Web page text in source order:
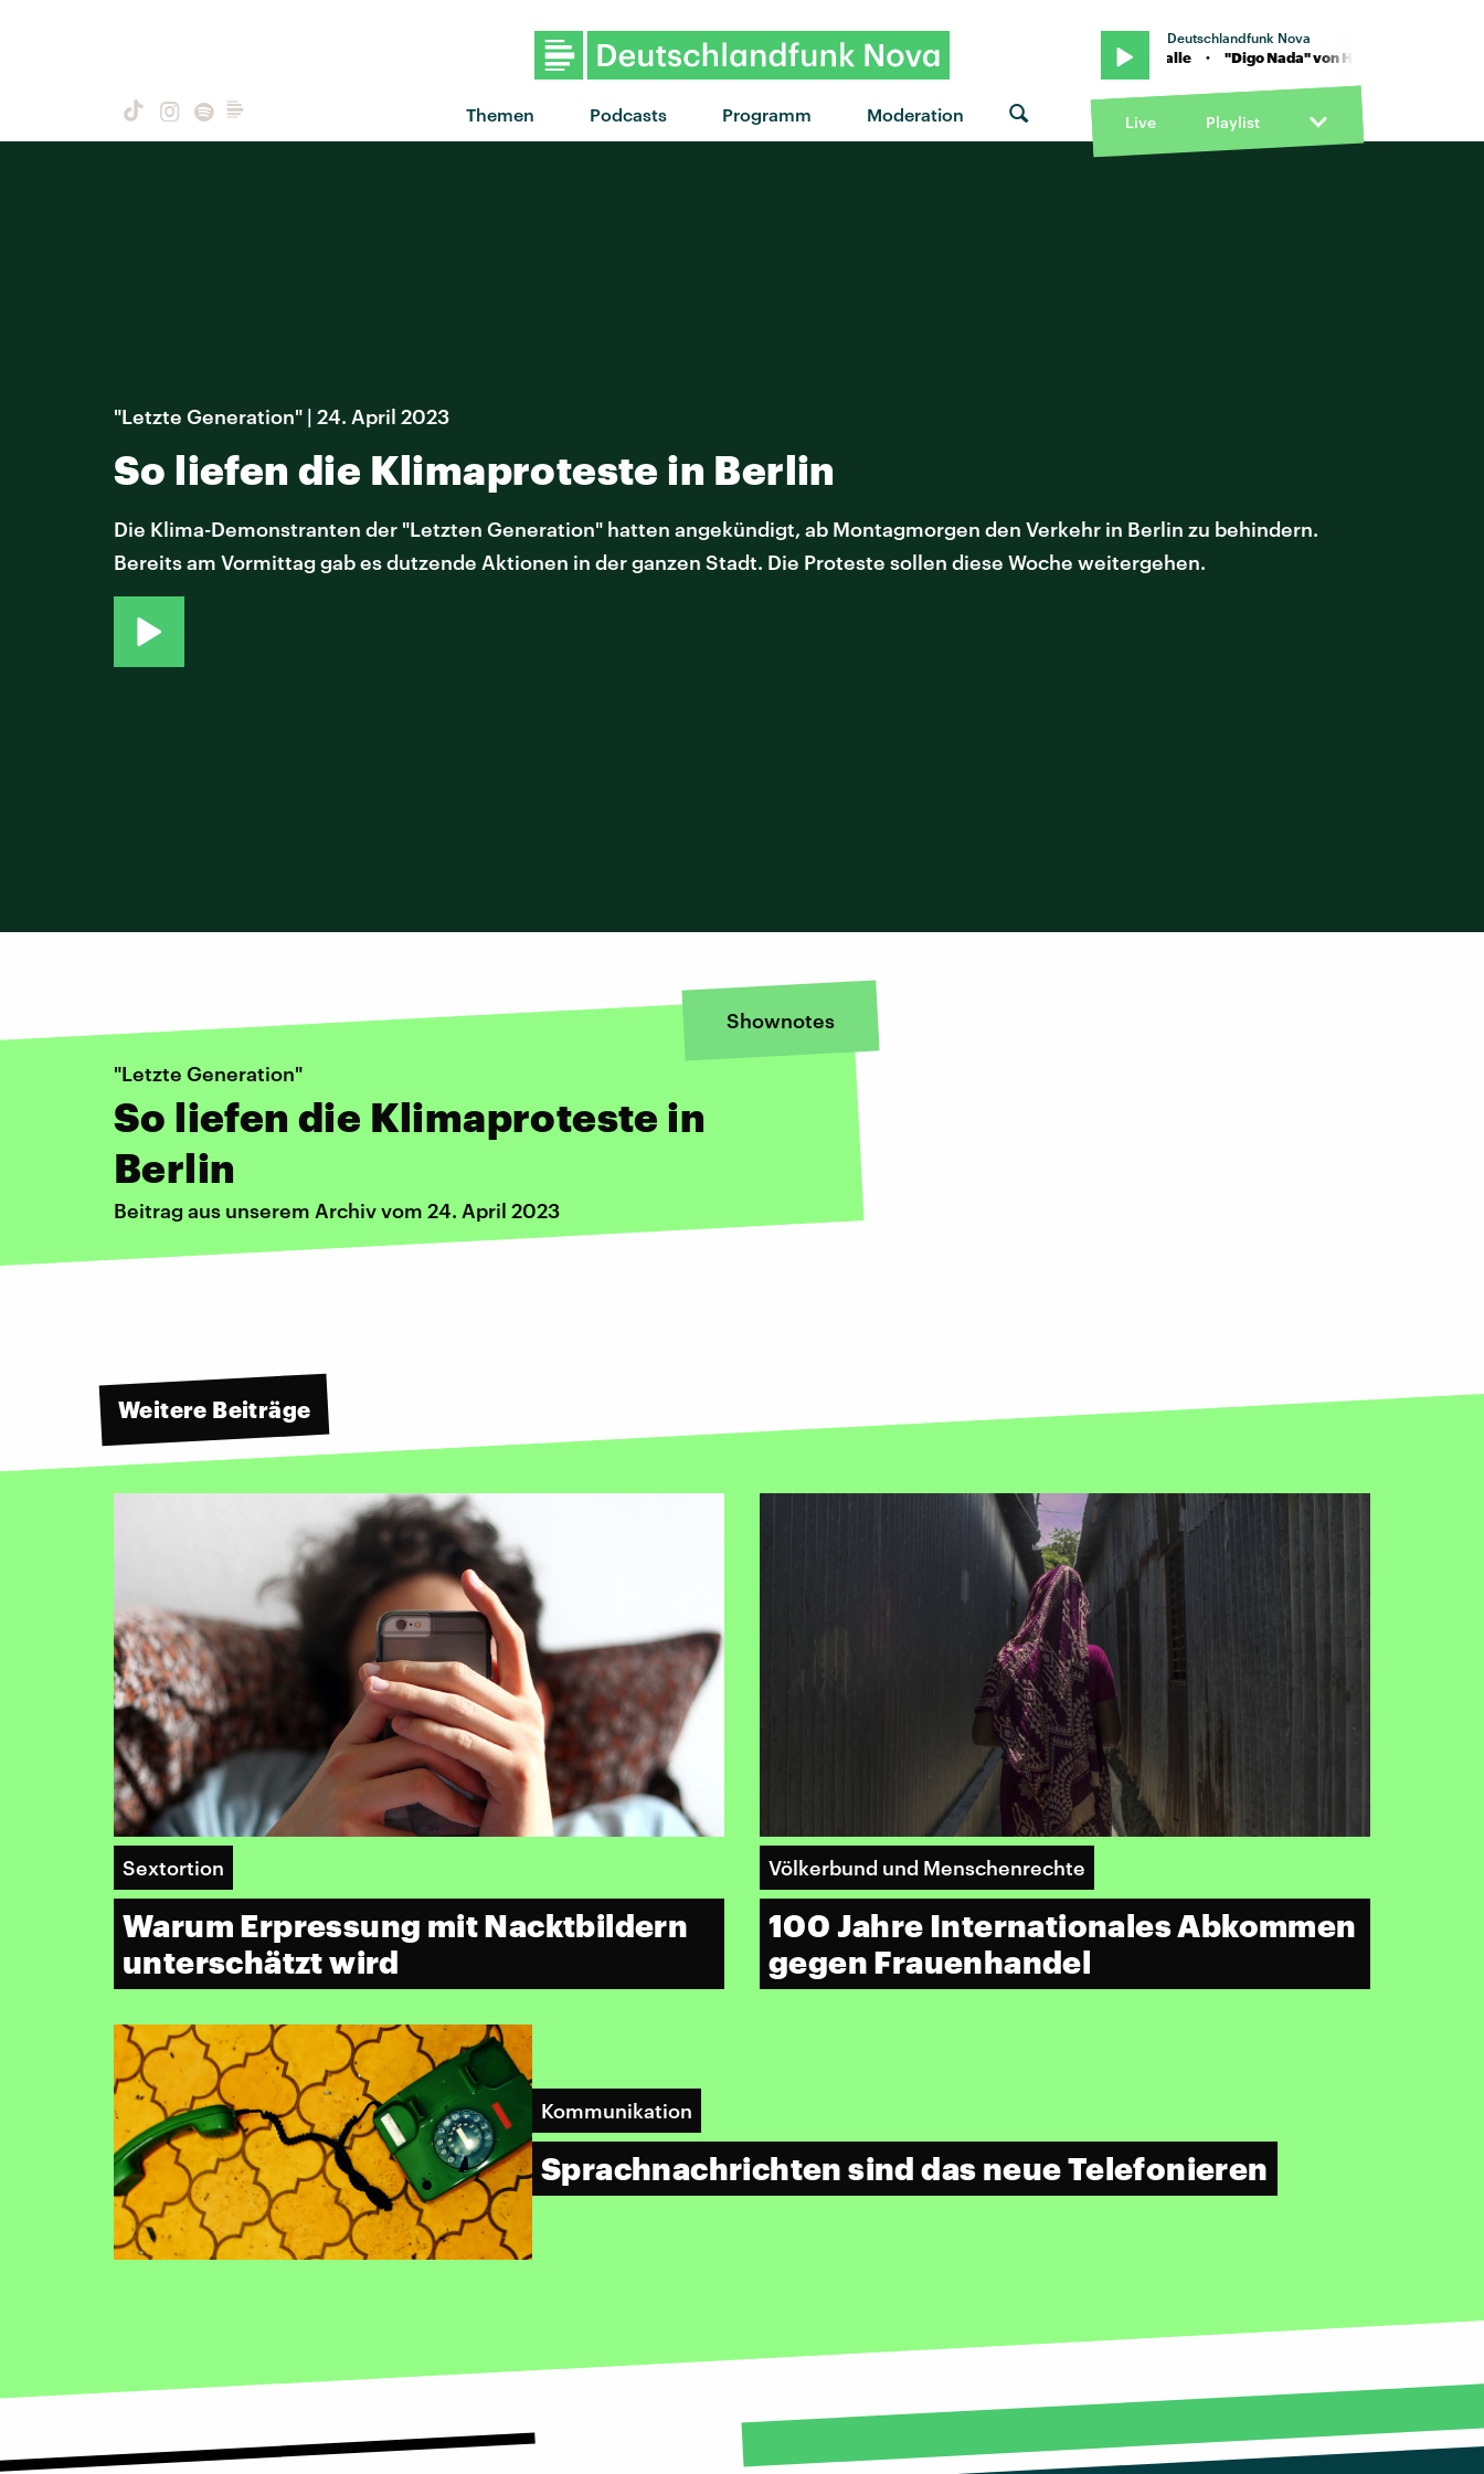
Themen Podcasts Programm Moderation
Deutschlandfunk Nova
"Digo Nada" von Hard-Fi feat. Mike Kalle · "Digo Nada" von Hard-Fi feat. Mike Kalle ·
Live Playlist
"Letzte Generation" | 24. April 2023
So liefen die Klimaproteste in Berlin
Die Klima-Demonstranten der "Letzten Generation" hatten angekündigt, ab Montagmorgen den Verkehr in Berlin zu behindern.
Bereits am Vormittag gab es dutzende Aktionen in der ganzen Stadt. Die Proteste sollen diese Woche weitergehen.
Shownotes
"Letzte Generation"
So liefen die Klimaproteste in
Berlin
Beitrag aus unserem Archiv vom 24. April 2023
Weitere Beiträge
Sextortion
Warum Erpressung mit Nacktbildern
unterschätzt wird
Völkerbund und Menschenrechte
100 Jahre Internationales Abkommen
gegen Frauenhandel
Kommunikation
Sprachnachrichten sind das neue Telefonieren